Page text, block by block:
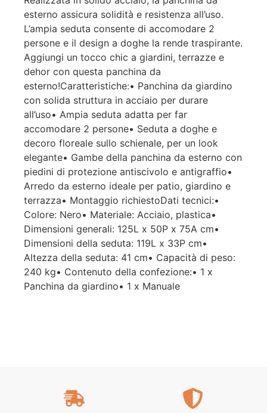
esterno assicura solidità e resistenza all’uso.
L’ampia seduta consente di accomodare 2
persone e il design a doghe la rende traspirante.
Aggiungi un tocco chic a giardini, terrazze e
dehor con questa panchina da
esterno!Caratteristiche:• Panchina da giardino
con solida struttura in acciaio per durare
all’uso• Ampia seduta adatta per far
accomodare 2 persone• Seduta a doghe e
decoro floreale sullo schienale, per un look
elegante• Gambe della panchina da esterno con
piedini di protezione antiscivolo e antigraffio•
Arredo da esterno ideale per patio, giardino e
terrazza• Montaggio richiestoDati tecnici:•
Colore: Nero• Materiale: Acciaio, plastica•
Dimensioni generali: 125L x 50P x 75A cm•
Dimensioni della seduta: 119L x 33P cm•
Altezza della seduta: 41 cm• Capacità di peso:
240 kg• Contenuto della confezione:• 1 x
Panchina da giardino• 1 x Manuale